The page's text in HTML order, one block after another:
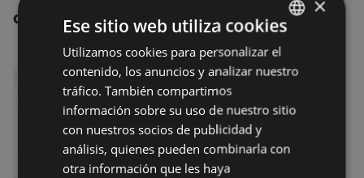
OTRAS NOTICIAS
BASQUE
SPANISH
×
Ese sitio web utiliza cookies
Utilizamos cookies para personalizar el
contenido, los anuncios y analizar nuestro
tráfico. También compartimos
información sobre su uso de nuestro sitio
con nuestros socios de publicidad y
análisis, quienes pueden combinarla con
otra información que les haya